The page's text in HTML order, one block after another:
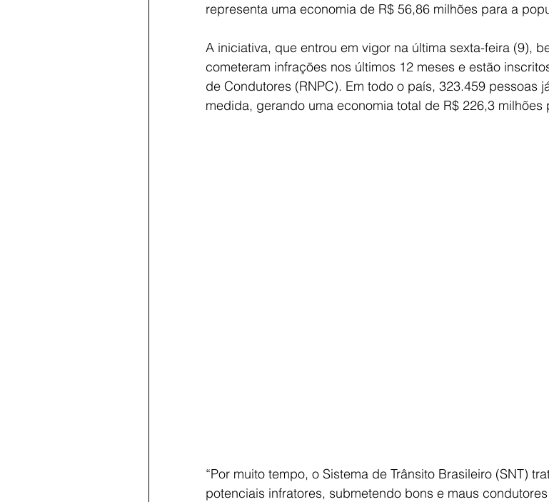
representa uma economia de R$ 56,86 milhões para a
A iniciativa, que entrou em vigor na última sexta-feira (9),
cometeram infrações nos últimos 12 meses e estão
de Condutores (RNPC). Em todo o país, 323.459 pessoas
medida, gerando uma economia total de R$ 226,3
“Por muito tempo, o Sistema de Trânsito Brasileiro (SNT)
potenciais infratores, submetendo bons e maus